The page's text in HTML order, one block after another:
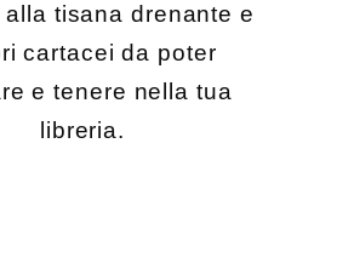
alla tisana drenante e
cartacei da poter
e tenere nella tua
libreria.